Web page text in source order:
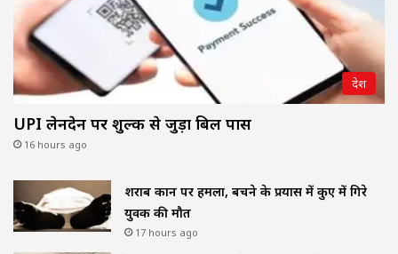
देश
UPI लेनदेन पर शुल्क से जुड़ा बिल पास
16 hours ago
शराब दुकान पर हमला, बचने के प्रयास में कुए में गिरे
युवक की मौत
17 hours ago